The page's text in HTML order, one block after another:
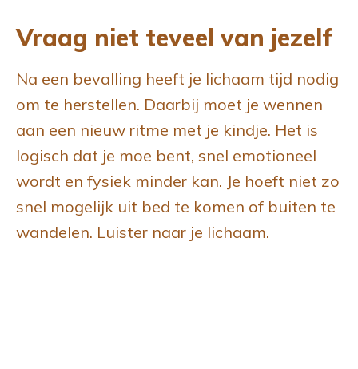
Vraag niet teveel van jezelf
Na een bevalling heeft je lichaam tijd nodig
om te herstellen. Daarbij moet je wennen
aan een nieuw ritme met je kindje. Het is
logisch dat je moe bent, snel emotioneel
wordt en fysiek minder kan. Je hoeft niet zo
snel mogelijk uit bed te komen of buiten te
wandelen. Luister naar je lichaam.